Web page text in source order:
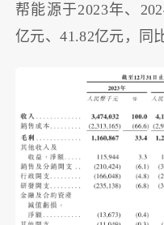
帮能源于2023年、
亿元、41.82亿元，同